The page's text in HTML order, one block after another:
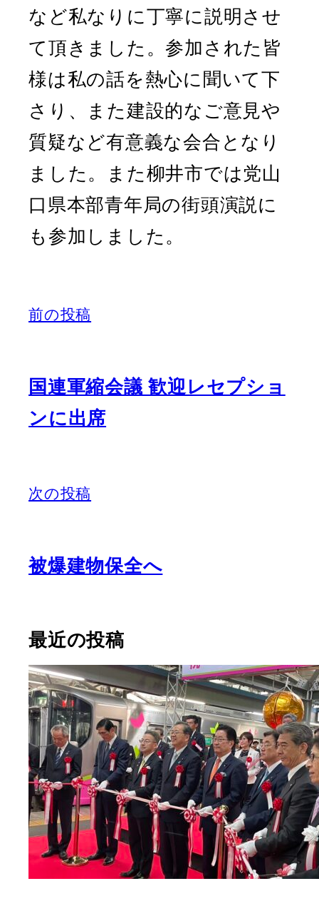
など私なりに丁寧に説明させ
て頂きました。参加された皆
様は私の話を熱心に聞いて下
さり、また建設的なご意見や
質疑など有意義な会合となり
ました。また柳井市では党山
口県本部青年局の街頭演説に
も参加しました。
前の投稿
国連軍縮会議 歓迎レセプショ
ンに出席
次の投稿
被爆建物保全へ
最近の投稿